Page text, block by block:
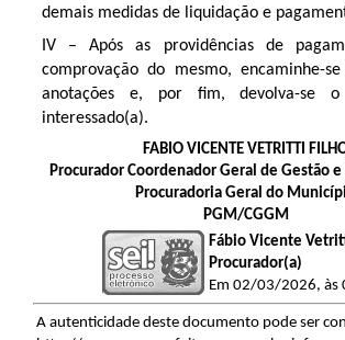
demais medidas de liquidação e
IV – Após as providências de
comprovação do mesmo, encaminhe-
anotações e, por fim, devolva-se o
interessado(a).
FABIO VICENTE VETRITTI
Procurador Coordenador Geral de Gestão
Procuradoria Geral do
PGM/CGGM
Fábio Vicente
Procurador(a)
Em 02/03/2026, às
A autenticidade deste documento pode ser